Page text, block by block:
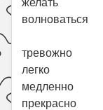
желать
волноваться
тревожно
легко
медленно
прекрасно